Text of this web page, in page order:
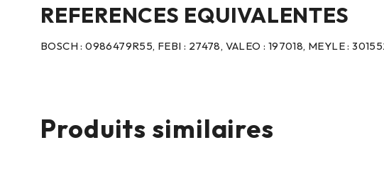
REFERENCES EQUIVALENTES
BOSCH : 0986479R55, FEBI : 27478, VALEO : 197018, MEYLE :
Produits similaires